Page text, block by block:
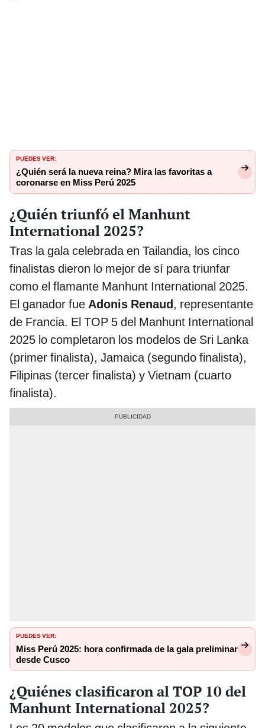
PUEDES VER:
¿Quién será la nueva reina? Mira las favoritas a
coronarse en Miss Perú 2025
¿Quién triunfó el Manhunt
International 2025?
Tras la gala celebrada en Tailandia, los cinco
finalistas dieron lo mejor de sí para triunfar
como el flamante Manhunt International 2025.
El ganador fue Adonis Renaud, representante
de Francia. El TOP 5 del Manhunt International
2025 lo completaron los modelos de Sri Lanka
(primer finalista), Jamaica (segundo finalista),
Filipinas (tercer finalista) y Vietnam (cuarto
finalista).
PUEDES VER:
Miss Perú 2025: hora confirmada de la gala preliminar
desde Cusco
¿Quiénes clasificaron al TOP 10 del
Manhunt International 2025?